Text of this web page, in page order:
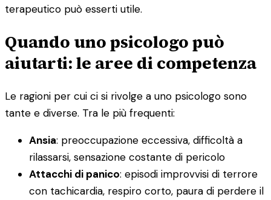
terapeutico può esserti utile.
Quando uno psicologo può
aiutarti: le aree di competenza
Le ragioni per cui ci si rivolge a uno psicologo sono
tante e diverse. Tra le più frequenti:
Ansia: preoccupazione eccessiva, difficoltà a
rilassarsi, sensazione costante di pericolo
Attacchi di panico: episodi improvvisi di terrore
con tachicardia, respiro corto, paura di perdere il